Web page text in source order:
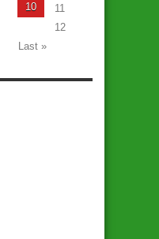
10
11
12
Last »